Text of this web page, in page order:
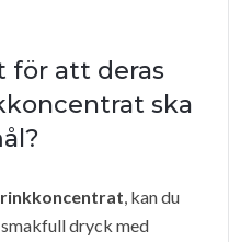
för att deras
ska
, kan du
dryck med